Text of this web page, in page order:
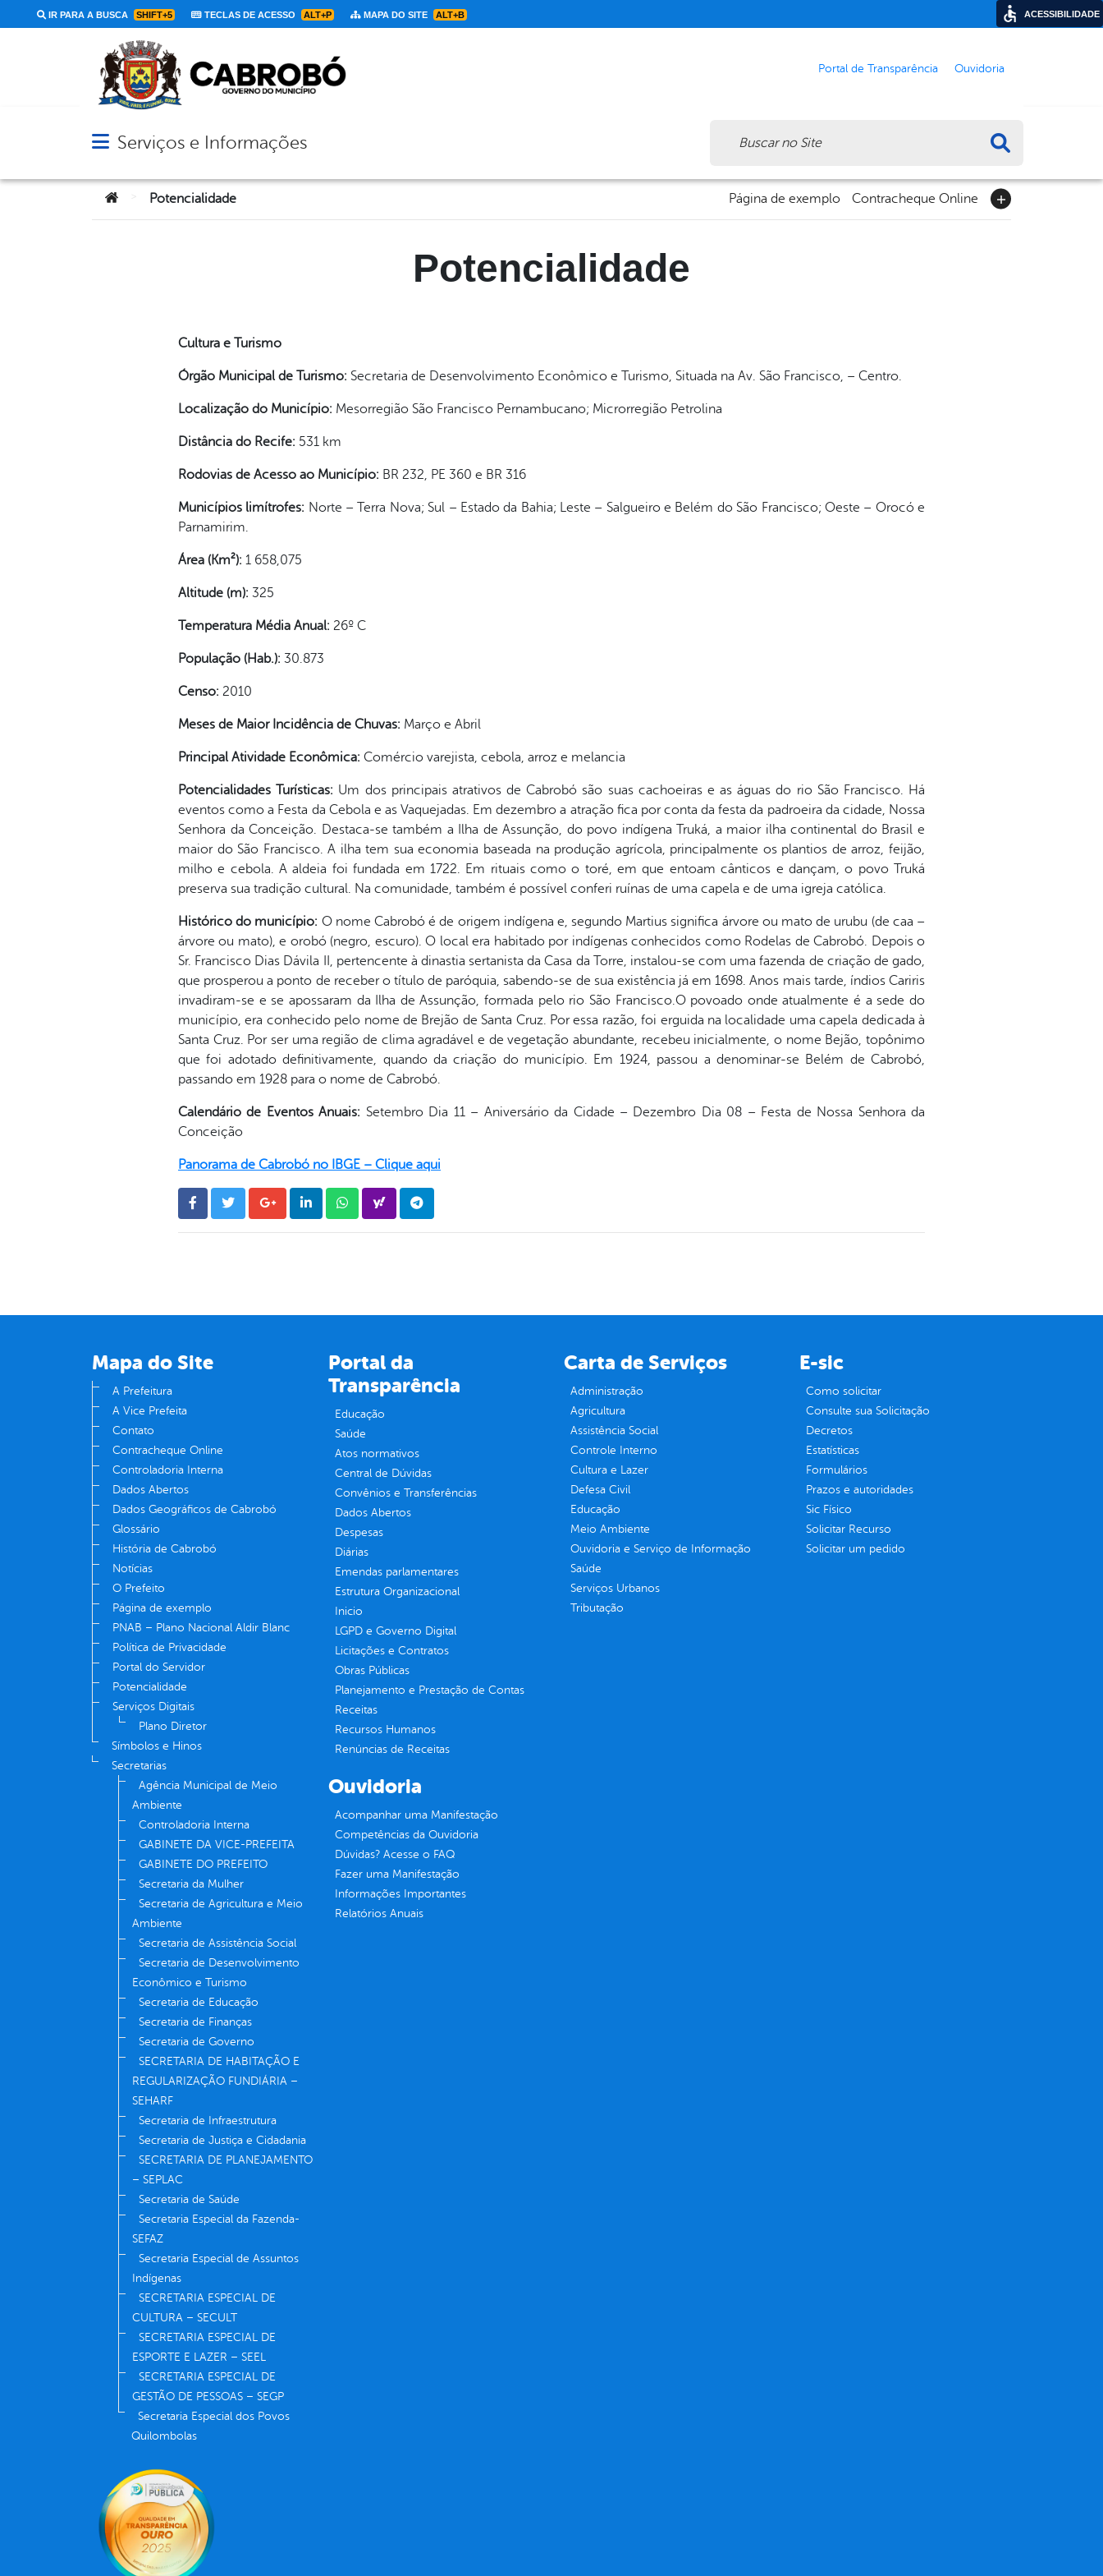
IR PARA A BUSCA SHIFT+5 TECLAS DE ACESSO ALT+P MAPA DO SITE ALT+B
Portal de Transparência Ouvidoria
Abrir menu principal de navegação
Serviços e Informações
Você está aqui:Potencialidade Página de exemplo Contracheque Online
Potencialidade
Cultura e Turismo
Órgão Municipal de Turismo: Secretaria de Desenvolvimento Econômico e Turismo, Situada na Av. São Francisco, – Centro.
Localização do Município: Mesorregião São Francisco Pernambucano; Microrregião Petrolina
Distância do Recife: 531 km
Rodovias de Acesso ao Município: BR 232, PE 360 e BR 316
Municípios limítrofes: Norte – Terra Nova; Sul – Estado da Bahia; Leste – Salgueiro e Belém do São Francisco; Oeste – Orocó e
Parnamirim.
Área (Km²): 1 658,075
Altitude (m): 325
Temperatura Média Anual: 26º C
População (Hab.): 30.873
Censo: 2010
Meses de Maior Incidência de Chuvas: Março e Abril
Principal Atividade Econômica: Comércio varejista, cebola, arroz e melancia
Potencialidades Turísticas: Um dos principais atrativos de Cabrobó são suas cachoeiras e as águas do rio São Francisco. Há
eventos como a Festa da Cebola e as Vaquejadas. Em dezembro a atração fica por conta da festa da padroeira da cidade, Nossa
Senhora da Conceição. Destaca-se também a Ilha de Assunção, do povo indígena Truká, a maior ilha continental do Brasil e
maior do São Francisco. A ilha tem sua economia baseada na produção agrícola, principalmente os plantios de arroz, feijão,
milho e cebola. A aldeia foi fundada em 1722. Em rituais como o toré, em que entoam cânticos e dançam, o povo Truká
preserva sua tradição cultural. Na comunidade, também é possível conferi ruínas de uma capela e de uma igreja católica.
Histórico do município: O nome Cabrobó é de origem indígena e, segundo Martius significa árvore ou mato de urubu (de caa –
árvore ou mato), e orobó (negro, escuro). O local era habitado por indígenas conhecidos como Rodelas de Cabrobó. Depois o
Sr. Francisco Dias Dávila II, pertencente à dinastia sertanista da Casa da Torre, instalou-se com uma fazenda de criação de gado,
que prosperou a ponto de receber o título de paróquia, sabendo-se de sua existência já em 1698. Anos mais tarde, índios Cariris
invadiram-se e se apossaram da Ilha de Assunção, formada pelo rio São Francisco.O povoado onde atualmente é a sede do
município, era conhecido pelo nome de Brejão de Santa Cruz. Por essa razão, foi erguida na localidade uma capela dedicada à
Santa Cruz. Por ser uma região de clima agradável e de vegetação abundante, recebeu inicialmente, o nome Bejão, topônimo
que foi adotado definitivamente, quando da criação do município. Em 1924, passou a denominar-se Belém de Cabrobó,
passando em 1928 para o nome de Cabrobó.
Calendário de Eventos Anuais: Setembro Dia 11 – Aniversário da Cidade – Dezembro Dia 08 – Festa de Nossa Senhora da
Conceição
Panorama de Cabrobó no IBGE – Clique aqui
Mapa do Site
A Prefeitura
A Vice Prefeita
Contato
Contracheque Online
Controladoria Interna
Dados Abertos
Dados Geográficos de Cabrobó
Glossário
História de Cabrobó
Notícias
O Prefeito
Página de exemplo
PNAB – Plano Nacional Aldir Blanc
Política de Privacidade
Portal do Servidor
Potencialidade
Serviços Digitais
Plano Diretor
Símbolos e Hinos
Secretarias
Agência Municipal de Meio
Ambiente
Controladoria Interna
GABINETE DA VICE-PREFEITA
GABINETE DO PREFEITO
Secretaria da Mulher
Secretaria de Agricultura e Meio
Ambiente
Secretaria de Assistência Social
Secretaria de Desenvolvimento
Econômico e Turismo
Secretaria de Educação
Secretaria de Finanças
Secretaria de Governo
SECRETARIA DE HABITAÇÃO E
REGULARIZAÇÃO FUNDIÁRIA –
SEHARF
Secretaria de Infraestrutura
Secretaria de Justiça e Cidadania
SECRETARIA DE PLANEJAMENTO
– SEPLAC
Secretaria de Saúde
Secretaria Especial da Fazenda-
SEFAZ
Secretaria Especial de Assuntos
Indígenas
SECRETARIA ESPECIAL DE
CULTURA – SECULT
SECRETARIA ESPECIAL DE
ESPORTE E LAZER – SEEL
SECRETARIA ESPECIAL DE
GESTÃO DE PESSOAS – SEGP
Secretaria Especial dos Povos
Quilombolas
Portal da
Transparência
Educação
Saúde
Atos normativos
Central de Dúvidas
Convênios e Transferências
Dados Abertos
Despesas
Diárias
Emendas parlamentares
Estrutura Organizacional
Inicio
LGPD e Governo Digital
Licitações e Contratos
Obras Públicas
Planejamento e Prestação de Contas
Receitas
Recursos Humanos
Renúncias de Receitas
Carta de Serviços
Administração
Agricultura
Assistência Social
Controle Interno
Cultura e Lazer
Defesa Civil
Educação
Meio Ambiente
Ouvidoria e Serviço de Informação
Saúde
Serviços Urbanos
Tributação
E-sic
Como solicitar
Consulte sua Solicitação
Decretos
Estatísticas
Formulários
Prazos e autoridades
Sic Físico
Solicitar Recurso
Solicitar um pedido
Ouvidoria
Acompanhar uma Manifestação
Competências da Ouvidoria
Dúvidas? Acesse o FAQ
Fazer uma Manifestação
Informações Importantes
Relatórios Anuais
ACESSIBILIDADE